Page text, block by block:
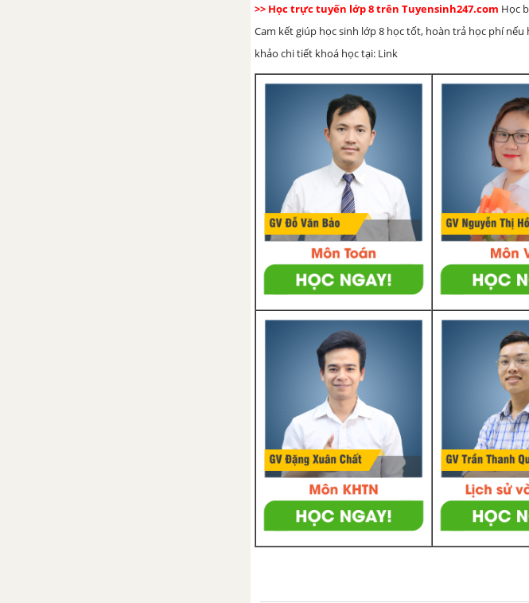
>> Học trực tuyến lớp 8 trên Tuyensinh247.com Học
Cam kết giúp học sinh lớp 8 học tốt, hoàn trả học phí
khảo chi tiết khoá học tại: Link